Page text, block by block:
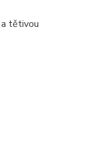
tětivou